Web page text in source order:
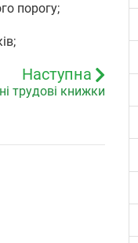
порогу;
Наступна
трудові книжки